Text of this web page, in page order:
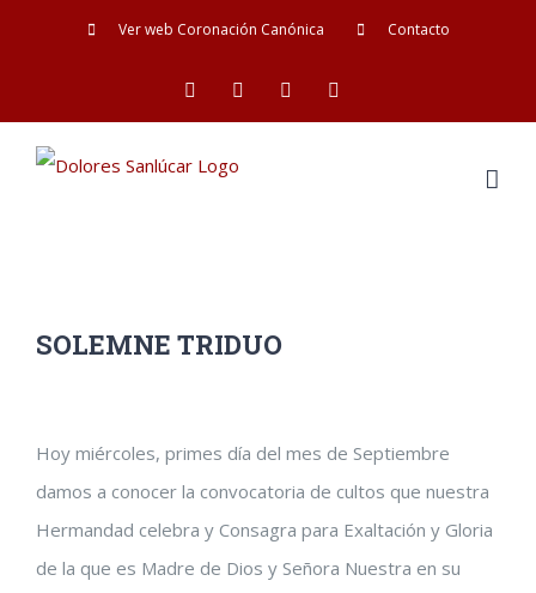
Ver web Coronación Canónica Contacto
FacebookTwitter YouTube
SOLEMNE TRIDUO
imagen
más
grande
Hoy miércoles, primes día del mes de Septiembre
damos a conocer la convocatoria de cultos que nuestra
Hermandad celebra y Consagra para Exaltación y Gloria
de la que es Madre de Dios y Señora Nuestra en su